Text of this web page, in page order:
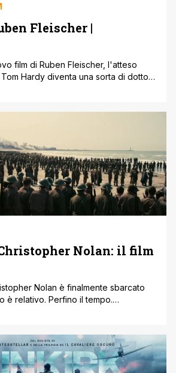
Fleischer |
film di Ruben Fleischer, l'atteso
Hardy diventa una sorta di dottor
linea sottile che separa i film dei
Nolan: il film
Nolan è finalmente sbarcato
è relativo. Perfino il tempo.
in quel preciso momento: con la
faceva notare di come a un uomo [']